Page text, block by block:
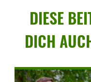
DIESE
DICH